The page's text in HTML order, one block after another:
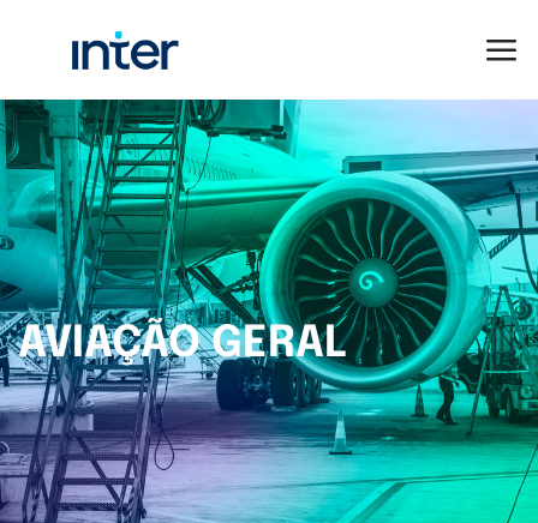
AVIAÇÃO GERAL